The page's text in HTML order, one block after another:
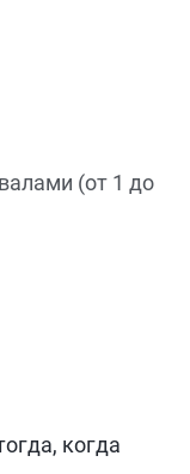
(от 1 до
когда